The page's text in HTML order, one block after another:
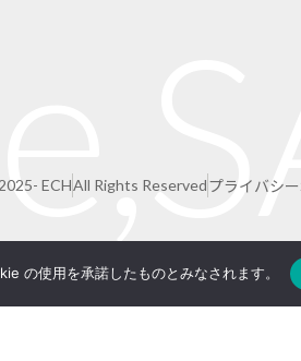
ECHAll Rights Reservedプライバシ
の使用を承諾したものとみなされます。